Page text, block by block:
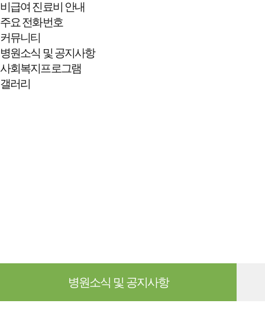
비급여 진료비 안내
주요 전화번호
커뮤니티
병원소식 및 공지사항
사회복지프로그램
갤러리
병원소식 및 공지사항